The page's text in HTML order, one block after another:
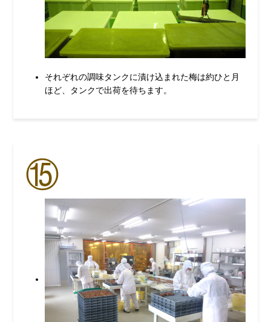
それぞれの調味タンクに漬け込まれた梅は約ひと月
ほど、タンクで出荷を待ちます。
⑮